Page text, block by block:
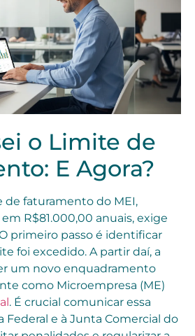
o Limite de
E Agora?
de faturamento do MEI,
R$81.000,00 anuais, exige
primeiro passo é identificar
foi excedido. A partir daí, a
um novo enquadramento
como Microempresa (ME)
. É crucial comunicar essa
Federal e à Junta Comercial do